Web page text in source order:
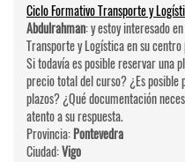
Ciclo Formativo Transporte y
Abdulrahman: y estoy interesado
Transporte y Logística en su
Si todavía es posible reservar una
precio total del curso? ¿Es posible
plazos? ¿Qué documentación
atento a su respuesta.
Provincia:Pontevedra
Ciudad:Vigo